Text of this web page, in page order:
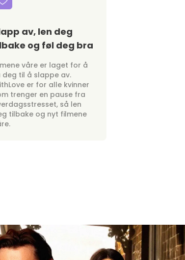
av, len deg
og føl deg bra
våre er laget for å
deg til å slappe av.
er for alle kvinner
trenger en pause fra
så len
tilbake og nyt filmene